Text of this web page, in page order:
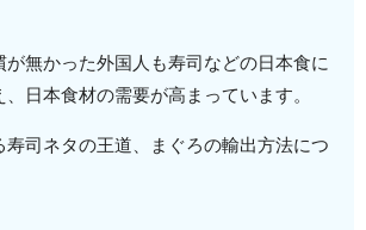
が無かった外国人も寿司などの日本食に
日本食材の需要が高まっています。
寿司ネタの王道、まぐろの輸出方法につ